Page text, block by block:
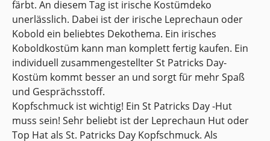
färbt. An diesem Tag ist irische Kostümdeko
unerlässlich. Dabei ist der irische Leprechaun oder
Kobold ein beliebtes Dekothema. Ein irisches
Koboldkostüm kann man komplett fertig kaufen. Ein
individuell zusammengestellter St Patricks Day-
Kostüm kommt besser an und sorgt für mehr Spaß
und Gesprächsstoff.
Kopfschmuck ist wichtig! Ein St Patricks Day -Hut
muss sein! Sehr beliebt ist der Leprechaun Hut oder
Top Hat als St. Patricks Day Kopfschmuck. Als